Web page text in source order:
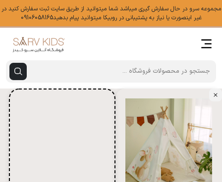
مجموعه سرو در حال سفارش گیری میباشد شما میتوانید از طریق سایت ثبت سفارش کنید در
غیر اینصورت یا نیاز به پشتیبانی در روبیکا میتوانید پیام بدهید09106058165